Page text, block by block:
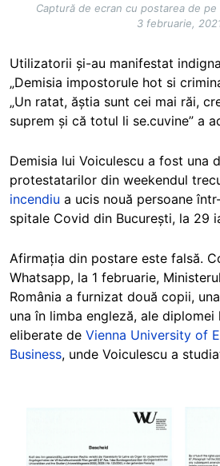
Captură de ecran cu postarea de
3 februarie,
Utilizatorii și-au manifestat
„Demisia impostorule hot si
„Un ratat, ăștia sunt cei mai răi,
suprem și că totul li se.cuvine” a
Demisia lui Voiculescu a fost una
protestatarilor din weekendul
incendiu a ucis nouă persoane
spitale Covid din București, la 29
Afirmația din postare este falsă.
Whatsapp, la 1 februarie,
România a furnizat două copii,
una în limba engleză, ale diplomei
eliberate de Vienna University of
Business, unde Voiculescu a